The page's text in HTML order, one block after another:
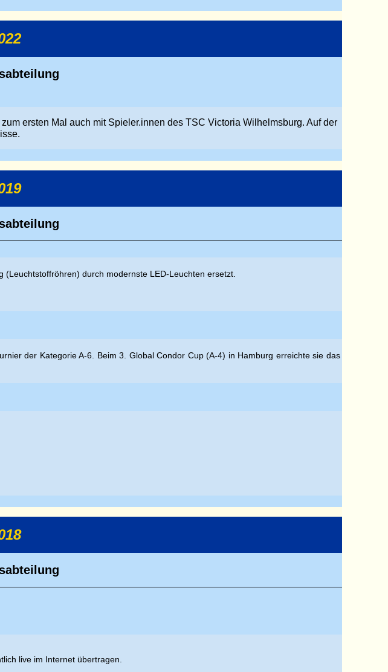
ersten Mal auch mit Spieler.innen des TSC Victoria Wilhelmsburg. Auf der
durch modernste LED-Leuchten ersetzt.
der Kategorie A-6. Beim 3. Global Condor Cup (A-4) in Hamburg erreichte sie das
live im Internet übertragen.